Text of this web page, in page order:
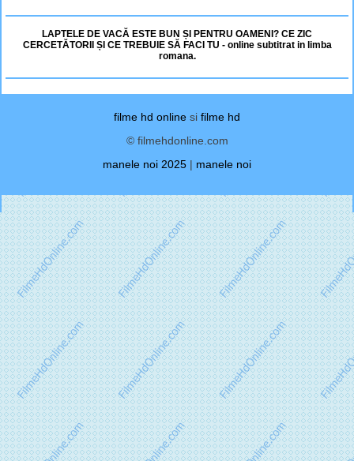
LAPTELE DE VACĂ ESTE BUN ȘI PENTRU OAMENI? CE ZIC
CERCETĂTORII ȘI CE TREBUIE SĂ FACI TU - online subtitrat in limba
romana.
filme hd online si filme hd
© filmehdonline.com
manele noi 2025 | manele noi